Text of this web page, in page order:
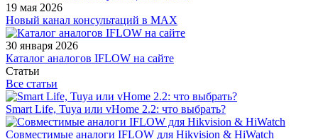
19 мая 2026
Новый канал консультаций в MAX
30 января 2026
Каталог аналогов IFLOW на сайте
Статьи
Все статьи
Smart Life, Tuya или vHome 2.2: что выбрать?
Совместимые аналоги IFLOW для Hikvision & HiWatch